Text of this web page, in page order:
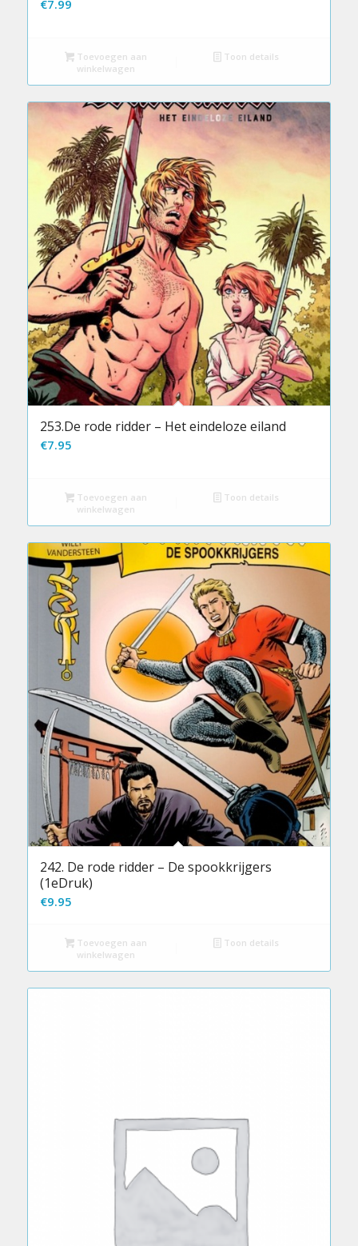
€7.99
Toevoegen aan
winkelwagen
Toon details
253.De rode ridder – Het eindeloze eiland
€7.95
Toevoegen aan
winkelwagen
Toon details
242. De rode ridder – De spookkrijgers
(1eDruk)
€9.95
Toevoegen aan
winkelwagen
Toon details